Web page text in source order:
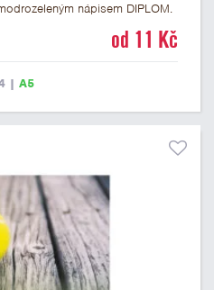
nápisem DIPLOM.
250 g/m2.
od 11 Kč
| A5